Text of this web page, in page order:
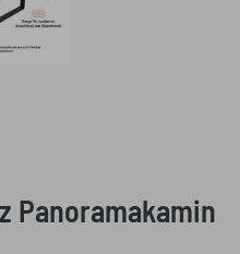
Panoramakamin